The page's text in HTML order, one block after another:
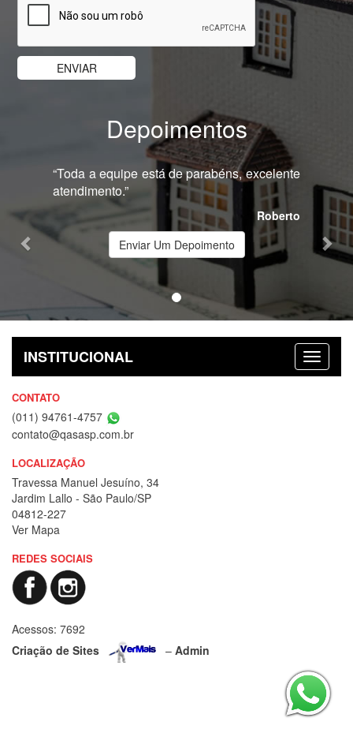
Depoimentos
“Toda a equipe está de parabéns, excelente
atendimento.”
Roberto
Enviar Um Depoimento
INSTITUCIONAL
CONTATO
(011) 94761-4757
contato@qasasp.com.br
LOCALIZAÇÃO
Travessa Manuel Jesuíno, 34
Jardim Lallo - São Paulo/SP
04812-227
Ver Mapa
REDES SOCIAIS
Acessos: 7692
Criação de Sites
– Admin